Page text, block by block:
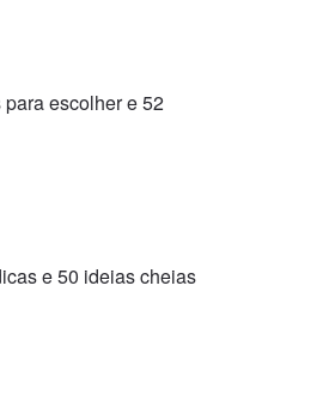
escolher e 52
e 50 ideias cheias